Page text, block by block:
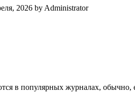
2026 by Administrator
в популярных журналах, обычно,